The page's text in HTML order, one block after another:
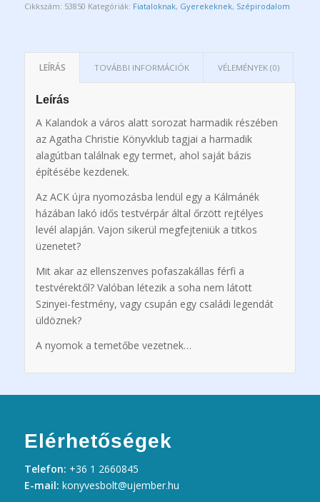
Cikkszám: 53850 Kategóriák: Fiataloknak, Gyerekeknek, Szépirodalom
LEÍRÁS TOVÁBBI INFORMÁCIÓK VÉLEMÉNYEK (0)
Leírás
A Kalandok a város alatt sorozat harmadik részében
az Agatha Christie Könyvklub tagjai a harmadik
alagútban találnak egy termet, ahol saját bázis
építésébe kezdenek.
Az ACK újra nyomozásba lendül egy a Kálmánék
házában lakó idős testvérpár által őrzött rejtélyes
levél alapján. Vajon sikerül megfejteniük a titkos
üzenetet?
Mit akar az ellenszenves pofaszakállas férfi a
testvérektől? Valóban létezik a soha nem látott
Szinyei-festmény, vagy csupán egy családi legendát
üldöznek?
A nyomok a temetőbe vezetnek…
Elérhetőségek
Telefon: +36 1 2660845
E-mail: konyvesbolt@ujember.hu